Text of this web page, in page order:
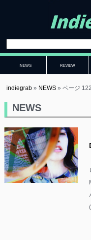
NEWS REVIEW
indiegrab » NEWS »ページ
NEWS
(